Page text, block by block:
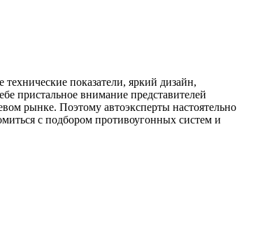
показатели, яркий дизайн,
пристальное внимание представителей
рынке. Поэтому автоэксперты настоятельно
с подбором противоугонных систем и